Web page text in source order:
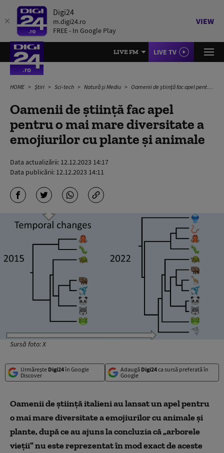
Digi24
m.digi24.ro
FREE - In Google Play
VIEW
LIVE FM LIVE TV
HOME Știri Sci-tech Natură și Mediu Oamenii de ştiinţă fac apel pentru o mai mare diversitate a emojiurilor cu plante și animale
Oamenii de ştiinţă fac apel
pentru o mai mare diversitate a
emojiurilor cu plante și animale
Data actualizării: 12.12.2023 14:17
Data publicării: 12.12.2023 14:11
Sursă foto: X
Urmărește Digi24în Google
Discover
Adaugă Digi24ca sursă preferată în
Google
Oamenii de ştiinţă italieni au lansat un apel pentru
o mai mare diversitate a emojiurilor cu animale și
plante, după ce au ajuns la concluzia că „arborele
vieţii” nu este reprezentat în mod exact de aceste